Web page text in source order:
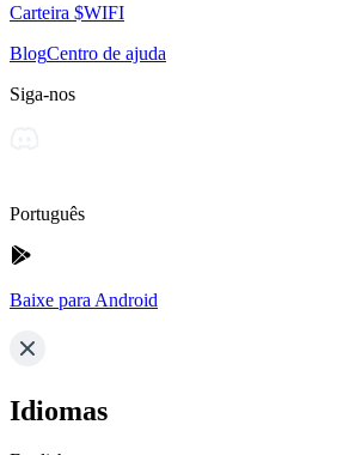
Carteira $WIFI
BlogCentro de ajuda
Siga-nos
Português
Baixe para Android
Idiomas